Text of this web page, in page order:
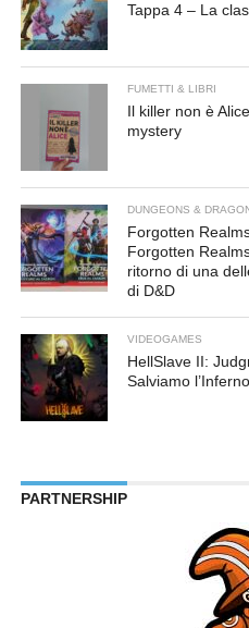
Tappa 4 – La
FUMETTI & LIBRI
Il killer non è
mystery
DUNGEONS &
Forgotten
Forgotten
ritorno di una
di D&D
VIDEOGAMES
HellSlave II:
Salviamo
PARTNERSHIP